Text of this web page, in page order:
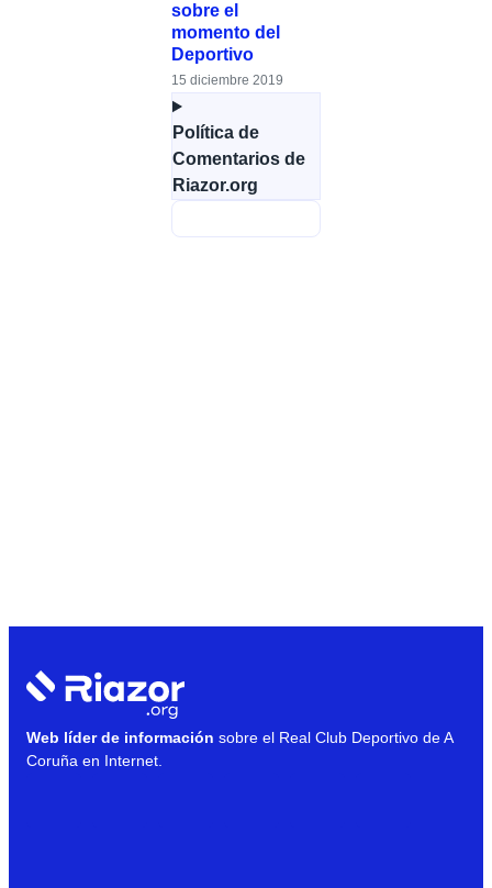
sobre el
momento del
Deportivo
15 diciembre 2019
Política de
Comentarios de
Riazor.org
Web líder de información sobre el Real Club Deportivo de A
Coruña en Internet.